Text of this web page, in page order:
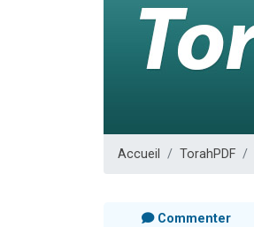
Accueil TorahPDF
Commenter